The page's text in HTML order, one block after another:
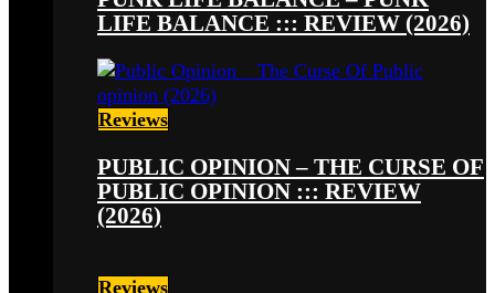
LIFE BALANCE ::: REVIEW (2026)
Reviews
PUBLIC OPINION – THE CURSE OF
PUBLIC OPINION ::: REVIEW
(2026)
Reviews